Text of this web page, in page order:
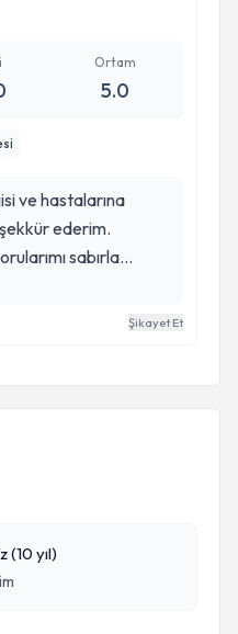
Ortam
5.0
ve hastalarına
ederim.
sabırla
hissetmemi
açıklayıcı yaklaşımı
Şikayet Et
(10 yıl)